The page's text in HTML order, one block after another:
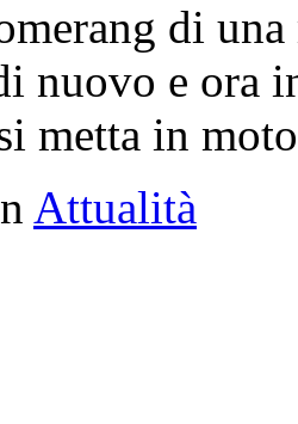
di
nuovo e ora
metta in
Attualità